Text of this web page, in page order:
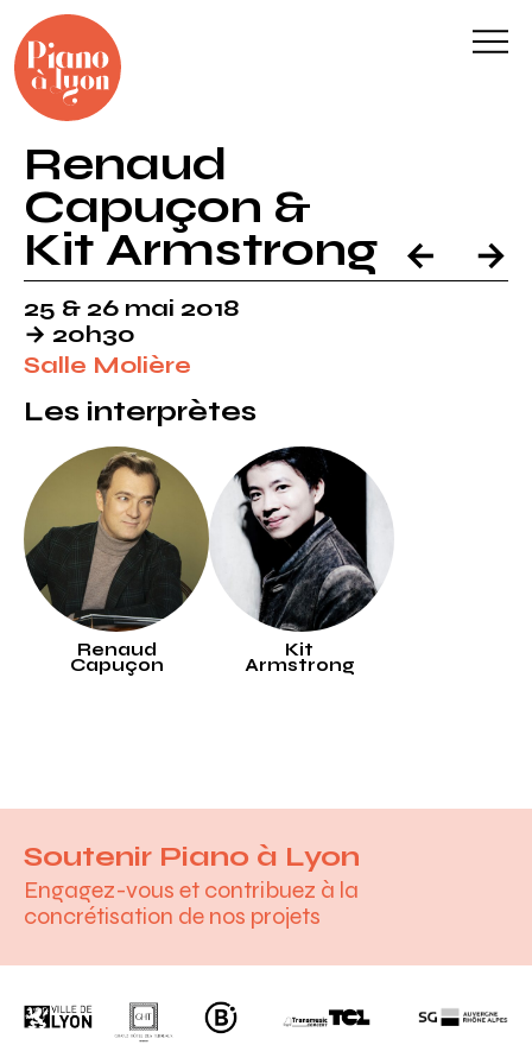
Skip
content
Piano à Lyon
Renaud
Capuçon &
Kit Armstrong ← →
25 & 26 mai 2018
→ 20h30
Salle Molière
Les interprètes
Renaud
Capuçon
Kit
Armstrong
Soutenir Piano à Lyon
Engagez-vous et contribuez à la
concrétisation de nos projets
Ville de Lyon GHT B. Transmusic Concert
TCL Société